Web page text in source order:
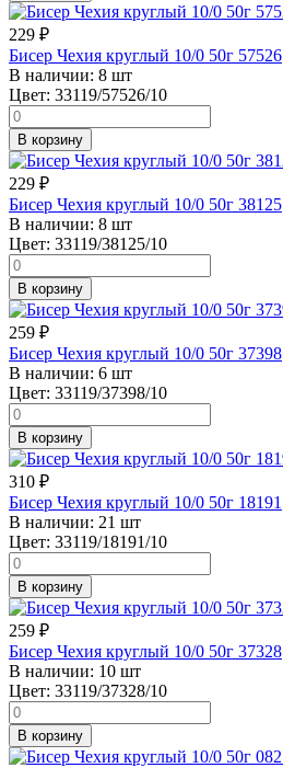
229 ₽
Бисер Чехия круглый 10/0 50г 57526
В наличии: 8 шт
Цвет: 33119/57526/10
В корзину
229 ₽
Бисер Чехия круглый 10/0 50г 38125
В наличии: 8 шт
Цвет: 33119/38125/10
В корзину
259 ₽
Бисер Чехия круглый 10/0 50г 37398
В наличии: 6 шт
Цвет: 33119/37398/10
В корзину
310 ₽
Бисер Чехия круглый 10/0 50г 18191
В наличии: 21 шт
Цвет: 33119/18191/10
В корзину
259 ₽
Бисер Чехия круглый 10/0 50г 37328
В наличии: 10 шт
Цвет: 33119/37328/10
В корзину